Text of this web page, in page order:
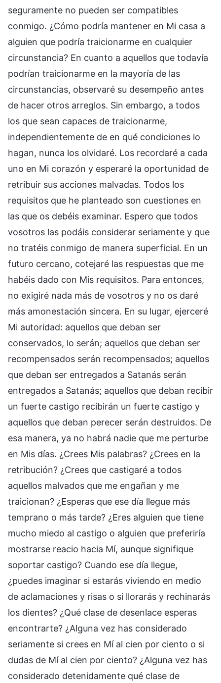
seguramente no pueden ser compatibles
conmigo. ¿Cómo podría mantener en Mi casa a
alguien que podría traicionarme en cualquier
circunstancia? En cuanto a aquellos que todavía
podrían traicionarme en la mayoría de las
circunstancias, observaré su desempeño antes
de hacer otros arreglos. Sin embargo, a todos
los que sean capaces de traicionarme,
independientemente de en qué condiciones lo
hagan, nunca los olvidaré. Los recordaré a cada
uno en Mi corazón y esperaré la oportunidad de
retribuir sus acciones malvadas. Todos los
requisitos que he planteado son cuestiones en
las que os debéis examinar. Espero que todos
vosotros las podáis considerar seriamente y que
no tratéis conmigo de manera superficial. En un
futuro cercano, cotejaré las respuestas que me
habéis dado con Mis requisitos. Para entonces,
no exigiré nada más de vosotros y no os daré
más amonestación sincera. En su lugar, ejerceré
Mi autoridad: aquellos que deban ser
conservados, lo serán; aquellos que deban ser
recompensados serán recompensados; aquellos
que deban ser entregados a Satanás serán
entregados a Satanás; aquellos que deban recibir
un fuerte castigo recibirán un fuerte castigo y
aquellos que deban perecer serán destruidos. De
esa manera, ya no habrá nadie que me perturbe
en Mis días. ¿Crees Mis palabras? ¿Crees en la
retribución? ¿Crees que castigaré a todos
aquellos malvados que me engañan y me
traicionan? ¿Esperas que ese día llegue más
temprano o más tarde? ¿Eres alguien que tiene
mucho miedo al castigo o alguien que preferiría
mostrarse reacio hacia Mí, aunque signifique
soportar castigo? Cuando ese día llegue,
¿puedes imaginar si estarás viviendo en medio
de aclamaciones y risas o si llorarás y rechinarás
los dientes? ¿Qué clase de desenlace esperas
encontrarte? ¿Alguna vez has considerado
seriamente si crees en Mí al cien por ciento o si
dudas de Mí al cien por ciento? ¿Alguna vez has
considerado detenidamente qué clase de